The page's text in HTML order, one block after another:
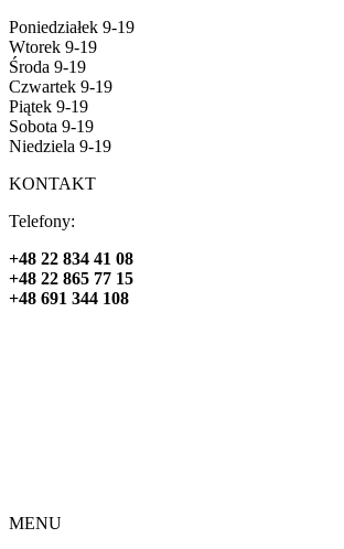
Poniedziałek 9-19
Wtorek 9-19
Środa 9-19
Czwartek 9-19
Piątek 9-19
Sobota 9-19
Niedziela 9-19
KONTAKT
Telefony:
+48 22 834 41 08
+48 22 865 77 15
+48 691 344 108
MENU